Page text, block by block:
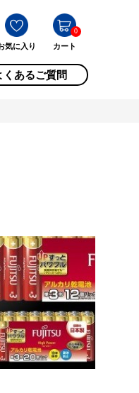
気に入り カート
0
くあるご質問